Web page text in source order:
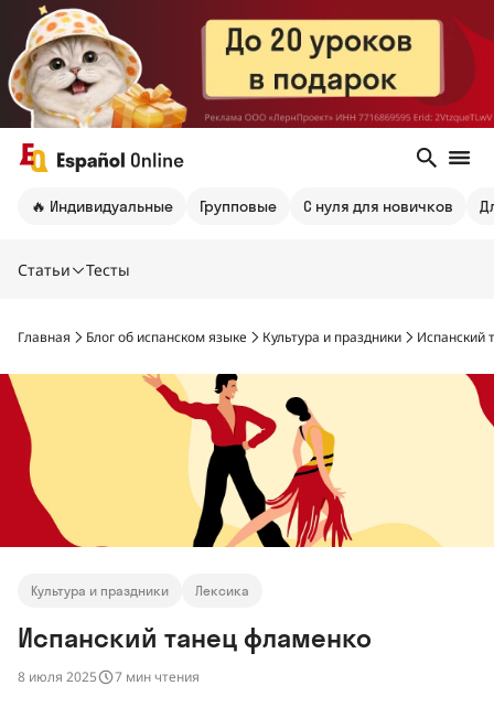
🔥 Индивидуальные Групповые С нуля для новичков
Статьи Тесты
Главная Блог об испанском языке Культура и праздники Испанский
Культура и праздники Лексика
Испанский танец фламенко
8 июля 2025 7 мин чтения